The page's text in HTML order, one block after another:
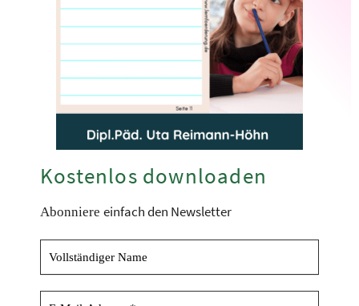
Kostenlos downloaden
Abonniere einfach den Newsletter